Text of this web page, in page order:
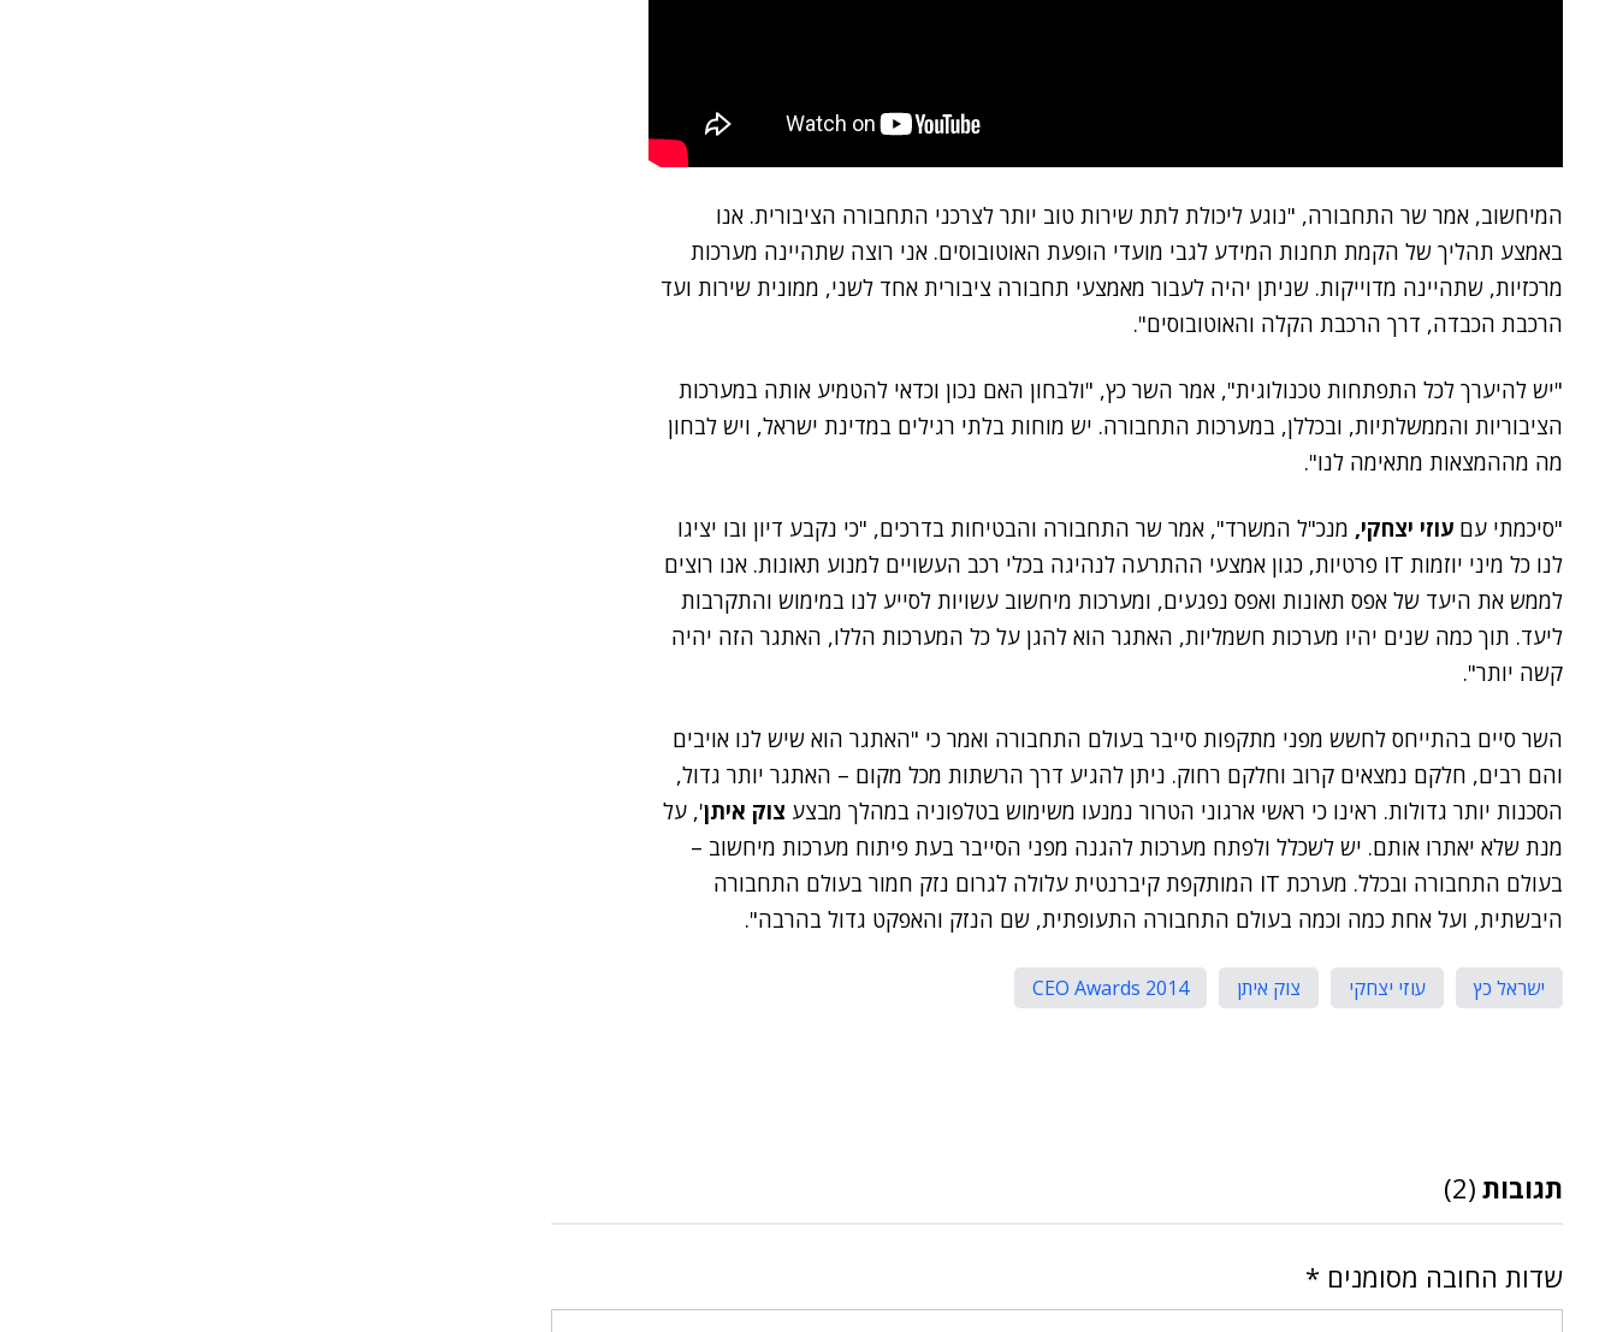
המיחשוב, אמר שר התחבורה, "נוגע ליכולת לתת שירות טוב יותר לצרכני התחבורה הציבורית. אנו
באמצע תהליך של הקמת תחנות המידע לגבי מועדי הופעת האוטובוסים. אני רוצה שתהיינה מערכות
מרכזיות, שתהיינה מדוייקות. שניתן יהיה לעבור מאמצעי תחבורה ציבורית אחד לשני, ממונית שירות ועד
הרכבת הכבדה, דרך הרכבת הקלה והאוטובוסים".
"יש להיערך לכל התפתחות טכנולוגית", אמר השר כץ, "ולבחון האם נכון וכדאי להטמיע אותה במערכות
הציבוריות והממשלתיות, ובכללן, במערכות התחבורה. יש מוחות בלתי רגילים במדינת ישראל, ויש לבחון
מה מההמצאות מתאימה לנו".
"סיכמתי עם עוזי יצחקי, מנכ"ל המשרד", אמר שר התחבורה והבטיחות בדרכים, "כי נקבע דיון ובו יציגו
לנו כל מיני יוזמות IT פרטיות, כגון אמצעי ההתרעה לנהיגה בכלי רכב העשויים למנוע תאונות. אנו רוצים
לממש את היעד של אפס תאונות ואפס נפגעים, ומערכות מיחשוב עשויות לסייע לנו במימוש והתקרבות
ליעד. תוך כמה שנים יהיו מערכות חשמליות, האתגר הוא להגן על כל המערכות הללו, האתגר הזה יהיה
קשה יותר".
השר סיים בהתייחס לחשש מפני מתקפות סייבר בעולם התחבורה ואמר כי "האתגר הוא שיש לנו אויבים
והם רבים, חלקם נמצאים קרוב וחלקם רחוק. ניתן להגיע דרך הרשתות מכל מקום – האתגר יותר גדול,
הסכנות יותר גדולות. ראינו כי ראשי ארגוני הטרור נמנעו משימוש בטלפוניה במהלך מבצע צוק איתן', על
מנת שלא יאתרו אותם. יש לשכלל ולפתח מערכות להגנה מפני הסייבר בעת פיתוח מערכות מיחשוב –
בעולם התחבורה ובכלל. מערכת IT המותקפת קיברנטית עלולה לגרום נזק חמור בעולם התחבורה
היבשתית, ועל אחת כמה וכמה בעולם התחבורה התעופתית, שם הנזק והאפקט גדול בהרבה".
ישראל כץ עוזי יצחקי צוק איתן CEO Awards 2014
תגובות (2)
שדות החובה מסומנים *